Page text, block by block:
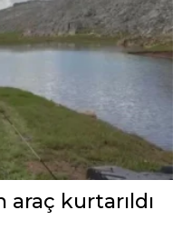
kurtarıldı